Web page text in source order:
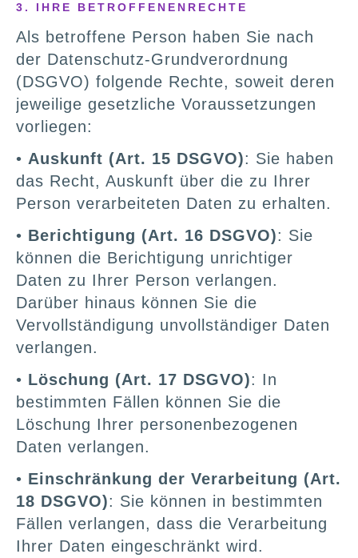
3. IHRE BETROFFENENRECHTE
Als betroffene Person haben Sie nach
der Datenschutz-Grundverordnung
(DSGVO) folgende Rechte, soweit deren
jeweilige gesetzliche Voraussetzungen
vorliegen:
• Auskunft (Art. 15 DSGVO): Sie haben
das Recht, Auskunft über die zu Ihrer
Person verarbeiteten Daten zu erhalten.
• Berichtigung (Art. 16 DSGVO): Sie
können die Berichtigung unrichtiger
Daten zu Ihrer Person verlangen.
Darüber hinaus können Sie die
Vervollständigung unvollständiger Daten
verlangen.
• Löschung (Art. 17 DSGVO): In
bestimmten Fällen können Sie die
Löschung Ihrer personenbezogenen
Daten verlangen.
• Einschränkung der Verarbeitung (Art.
18 DSGVO): Sie können in bestimmten
Fällen verlangen, dass die Verarbeitung
Ihrer Daten eingeschränkt wird.